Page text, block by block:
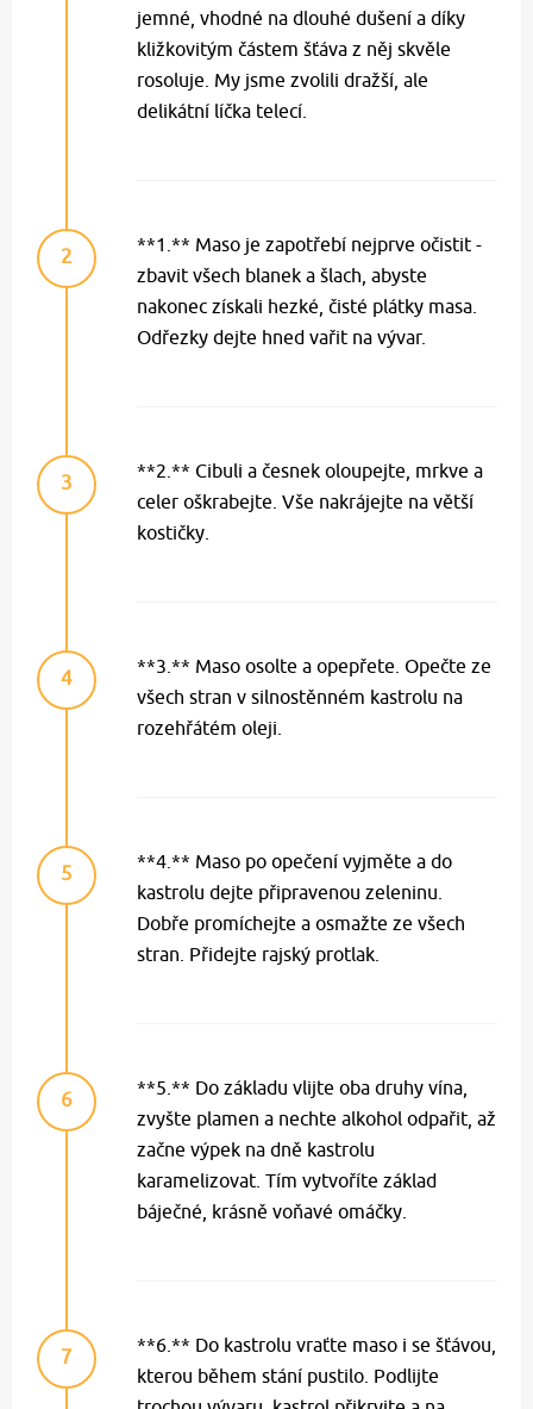
jemné, vhodné na dlouhé dušení a díky
kližkovitým částem šťáva z něj skvěle
rosoluje. My jsme zvolili dražší, ale
delikátní líčka telecí.
2
**1.** Maso je zapotřebí nejprve očistit -
zbavit všech blanek a šlach, abyste
nakonec získali hezké, čisté plátky masa.
Odřezky dejte hned vařit na vývar.
3
**2.** Cibuli a česnek oloupejte, mrkve a
celer oškrabejte. Vše nakrájejte na větší
kostičky.
4
**3.** Maso osolte a opepřete. Opečte ze
všech stran v silnostěnném kastrolu na
rozehřátém oleji.
5
**4.** Maso po opečení vyjměte a do
kastrolu dejte připravenou zeleninu.
Dobře promíchejte a osmažte ze všech
stran. Přidejte rajský protlak.
6
**5.** Do základu vlijte oba druhy vína,
zvyšte plamen a nechte alkohol odpařit, až
začne výpek na dně kastrolu
karamelizovat. Tím vytvoříte základ
báječné, krásně voňavé omáčky.
7
**6.** Do kastrolu vraťte maso i se šťávou,
kterou během stání pustilo. Podlijte